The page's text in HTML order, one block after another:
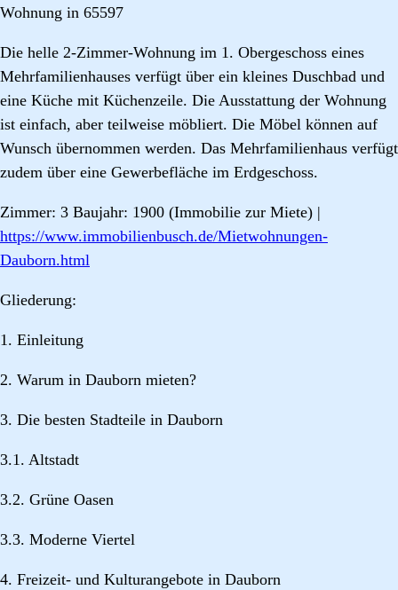
Wohnung in 65597
Die helle 2-Zimmer-Wohnung im 1. Obergeschoss eines
Mehrfamilienhauses verfügt über ein kleines Duschbad und
eine Küche mit Küchenzeile. Die Ausstattung der Wohnung
ist einfach, aber teilweise möbliert. Die Möbel können auf
Wunsch übernommen werden. Das Mehrfamilienhaus verfügt
zudem über eine Gewerbefläche im Erdgeschoss.
Zimmer: 3 Baujahr: 1900 (Immobilie zur Miete) |
https://www.immobilienbusch.de/Mietwohnungen-
Dauborn.html
Gliederung:
1. Einleitung
2. Warum in Dauborn mieten?
3. Die besten Stadteile in Dauborn
3.1. Altstadt
3.2. Grüne Oasen
3.3. Moderne Viertel
4. Freizeit- und Kulturangebote in Dauborn